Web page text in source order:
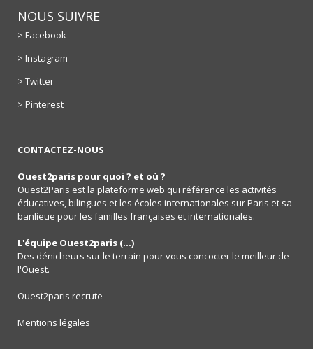
NOUS SUIVRE
> Facebook
> Instagram
> Twitter
> Pinterest
CONTACTEZ-NOUS
Ouest2paris pour quoi ? et où ?
Ouest2Paris est la plateforme web qui référence les activités
éducatives, bilingues et les écoles internationales sur Paris et sa
banlieue pour les familles françaises et internationales.
L'équipe Ouest2paris (...)
Des dénicheurs sur le terrain pour vous concocter le meilleur de
l'Ouest.
Ouest2paris recrute
Mentions légales